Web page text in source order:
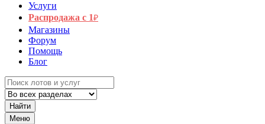
Услуги
Распродажа с 1₽
Магазины
Форум
Помощь
Блог
Найти
Меню